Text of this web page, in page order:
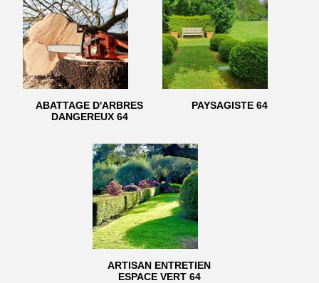
ABATTAGE D'ARBRES
DANGEREUX 64
PAYSAGISTE 64
ARTISAN ENTRETIEN
ESPACE VERT 64